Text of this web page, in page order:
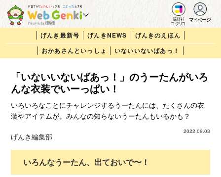
講談社
コクリコ
マイページ
げんき最新号 げんきNEWS
げんきのえほん
おかあさんといっしょ
いないいないばあっ！
「いないいないばあっ！」のうーたんがいろ
んな衣装でいーっぱい！
いろいろなことにチャレンジするうーたんには、たくさんの衣
装やアイテムが。みんなの知らないうーたんもいるかも？
2022.09.03
げんき編集部
いろんなうーたん、出ておいで〜！